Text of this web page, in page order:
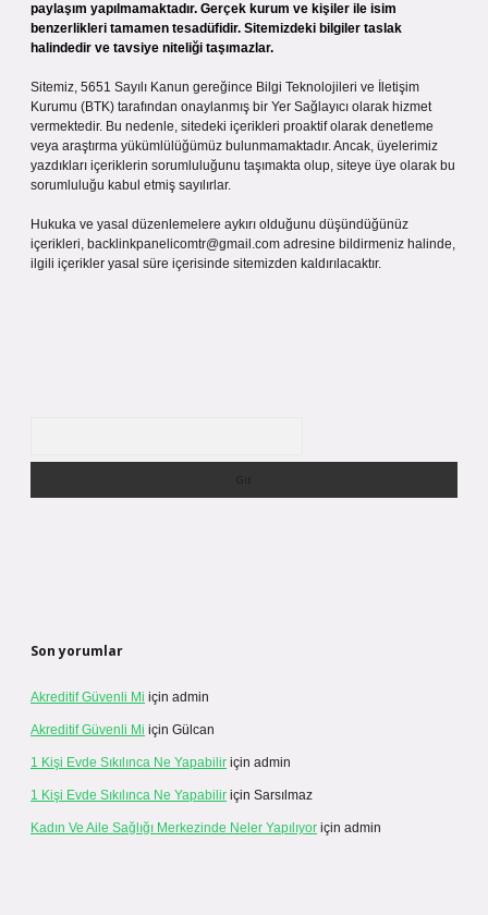
paylaşım yapılmamaktadır. Gerçek kurum ve kişiler ile isim
benzerlikleri tamamen tesadüfidir. Sitemizdeki bilgiler taslak
halindedir ve tavsiye niteliği taşımazlar.
Sitemiz, 5651 Sayılı Kanun gereğince Bilgi Teknolojileri ve İletişim
Kurumu (BTK) tarafından onaylanmış bir Yer Sağlayıcı olarak hizmet
vermektedir. Bu nedenle, sitedeki içerikleri proaktif olarak denetleme
veya araştırma yükümlülüğümüz bulunmamaktadır. Ancak, üyelerimiz
yazdıkları içeriklerin sorumluluğunu taşımakta olup, siteye üye olarak bu
sorumluluğu kabul etmiş sayılırlar.
Hukuka ve yasal düzenlemelere aykırı olduğunu düşündüğünüz
içerikleri, backlinkpanelicomtr@gmail.com adresine bildirmeniz halinde,
ilgili içerikler yasal süre içerisinde sitemizden kaldırılacaktır.
Son yorumlar
Akreditif Güvenli Mi için admin
Akreditif Güvenli Mi için Gülcan
1 Kişi Evde Sıkılınca Ne Yapabilir için admin
1 Kişi Evde Sıkılınca Ne Yapabilir için Sarsılmaz
Kadın Ve Aile Sağlığı Merkezinde Neler Yapılıyor için admin